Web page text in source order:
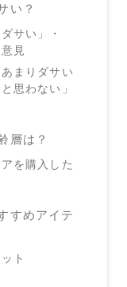
い？
サい」・
見
まりダサい
思わない」
層は？
を購入した
すめアイテ
ト